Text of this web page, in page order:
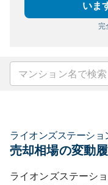
いま
完
ライオンズステーショ
売却相場の変動
ライオンズステーシ